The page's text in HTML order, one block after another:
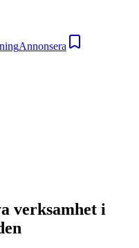
Annonsera
verksamhet i